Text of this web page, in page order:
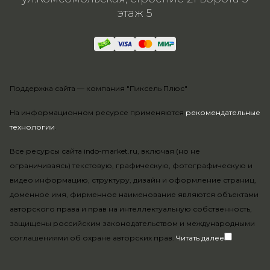
На информационном ресурсе применяются рекомендательные
технологии.
Все ресурсы сайта indo-market.ru, включая (но не
ограничиваясь) текстовую, графическую, фотографическую и
видео информацию, структуру, дизайн и оформление страниц,
доменное имя, фирменное наименование являются объектами
авторского права и прав на интеллектуальную собственность,
защищены российским законодательством и международными
соглашениями об охране авторских прав. Читать далее
этаж 5
Поддержка сайта — компания "Пиксель Плюс"